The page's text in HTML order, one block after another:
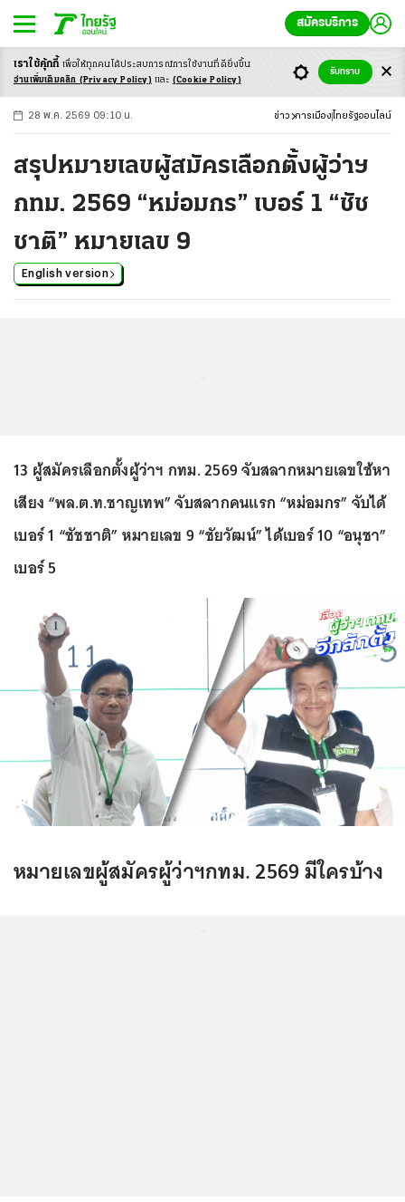
สมัครบริการ
-ก ก ก+
28 พ.ค. 2569 09:10 น. ข่าว การเมือง ไทยรัฐออนไลน์
สรุปหมายเลขผู้สมัครเลือกตั้งผู้ว่าฯ
กทม. 2569 “หม่อมกร” เบอร์ 1 “ชัช
ชาติ” หมายเลข 9
English version
13 ผู้สมัครเลือกตั้งผู้ว่าฯ กทม. 2569 จับสลากหมายเลขใช้หา
เสียง “พล.ต.ท.ชาญเทพ” จับสลากคนแรก “หม่อมกร” จับได้
เบอร์ 1 “ชัชชาติ” หมายเลข 9 “ชัยวัฒน์” ได้เบอร์ 10 “อนุชา”
เบอร์ 5
หมายเลขผู้สมัครผู้ว่าฯกทม. 2569 มีใครบ้าง
เราใช้คุ้กกี้ เพื่อให้ทุกคนได้ประสบการณ์การใช้งานที่ดียิ่งขึ้น
อ่านเพิ่มเติมคลิก (Privacy Policy) และ (Cookie Policy)
รับทราบ